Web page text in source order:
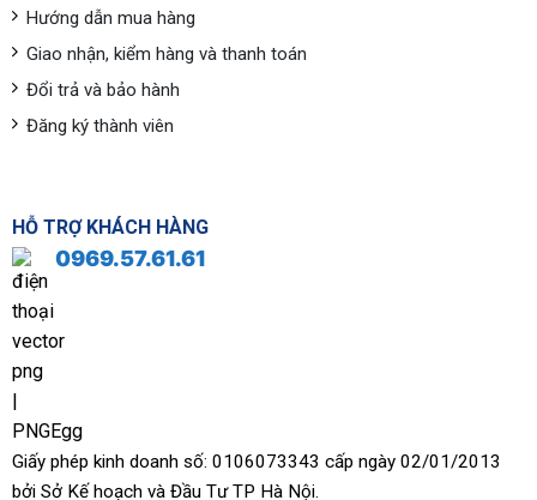
Hướng dẫn mua hàng
Giao nhận, kiểm hàng và thanh toán
Đổi trả và bảo hành
Đăng ký thành viên
HỖ TRỢ KHÁCH HÀNG
0969.57.61.61
Giấy phép kinh doanh số: 0106073343 cấp ngày 02/01/2013
bởi Sở Kế hoạch và Đầu Tư TP Hà Nội.